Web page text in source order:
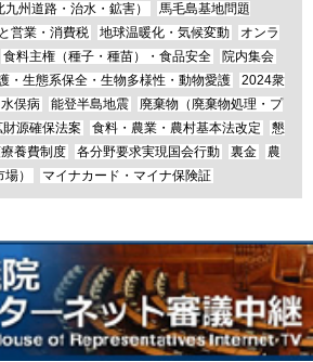
州道路・治水・鉱害）
馬毛島基地問題
営業・消費税 地球温暖化・気候変動
オンラ
食料主権（種子・種苗）・食品安全
院内集会
・生態系保全・生物多様性・動物愛護
2024衆
水俣病 能登半島地震
廃棄物（廃棄物処理・プ
財源確保法案 食料・農業・農村基本法改定
懇
養費制度 各分野要求実現国会行動 裏金
農
）
マイナカード・マイナ保険証